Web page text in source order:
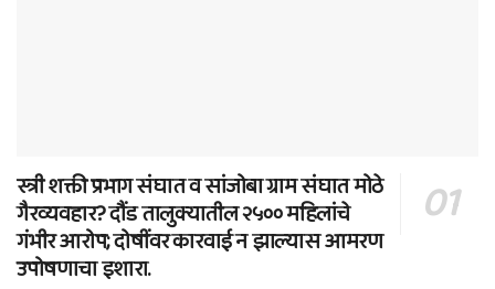
स्त्री शक्ती प्रभाग संघात व सांजोबा ग्राम संघात मोठे
गैरव्यवहार? दौंड तालुक्यातील २५०० महिलांचे
गंभीर आरोप; दोषींवर कारवाई न झाल्यास आमरण
उपोषणाचा इशारा.